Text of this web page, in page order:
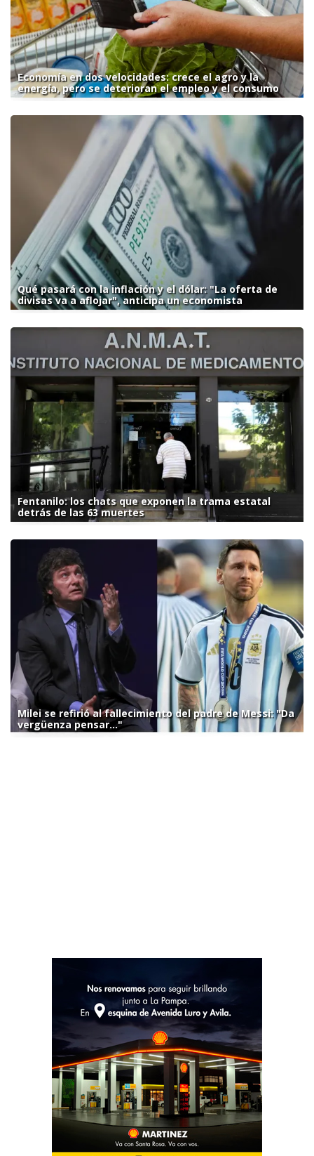
Economía en dos velocidades: crece el agro y la
energía, pero se deterioran el empleo y el consumo
Qué pasará con la inflación y el dólar: "La oferta de
divisas va a aflojar", anticipa un economista
Fentanilo: los chats que exponen la trama estatal
detrás de las 63 muertes
Milei se refirió al fallecimiento del padre de Messi: "Da
vergüenza pensar..."